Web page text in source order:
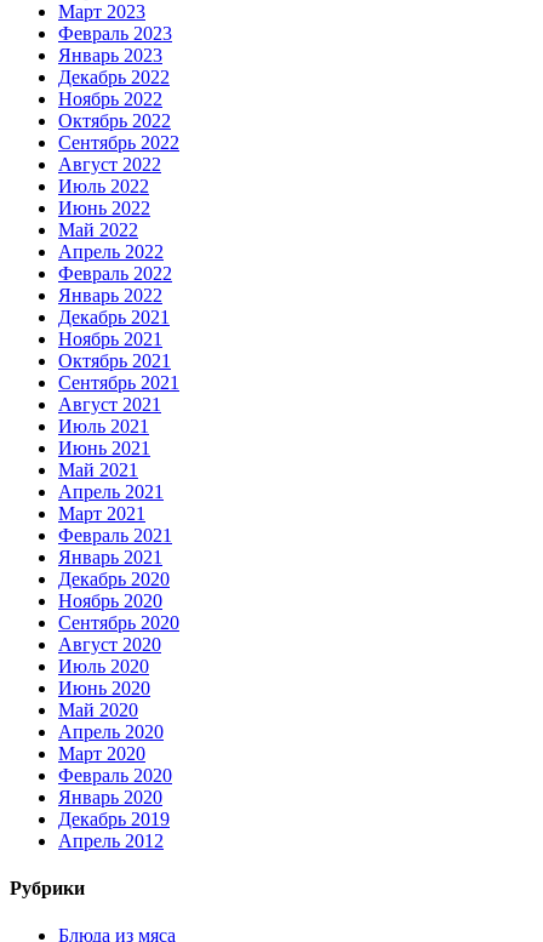
Март 2023
Февраль 2023
Январь 2023
Декабрь 2022
Ноябрь 2022
Октябрь 2022
Сентябрь 2022
Август 2022
Июль 2022
Июнь 2022
Май 2022
Апрель 2022
Февраль 2022
Январь 2022
Декабрь 2021
Ноябрь 2021
Октябрь 2021
Сентябрь 2021
Август 2021
Июль 2021
Июнь 2021
Май 2021
Апрель 2021
Март 2021
Февраль 2021
Январь 2021
Декабрь 2020
Ноябрь 2020
Сентябрь 2020
Август 2020
Июль 2020
Июнь 2020
Май 2020
Апрель 2020
Март 2020
Февраль 2020
Январь 2020
Декабрь 2019
Апрель 2012
Рубрики
Блюда из мяса